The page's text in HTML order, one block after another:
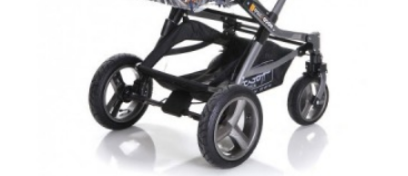
Posteljine, vrećice i baldahini
Odeća i obuća
Igračke za bebe i decu